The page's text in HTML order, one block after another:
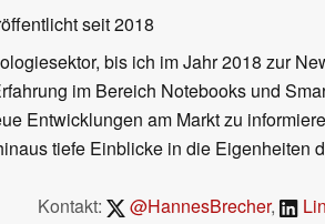
seit 2018
bis ich im Jahr 2018 zur
im Bereich Notebooks und
Entwicklungen am Markt zu
tiefe Einblicke in die Eigenheiten
Kontakt:
@HannesBrecher,